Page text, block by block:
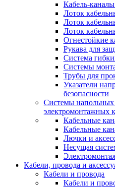
Кабель-
Лоток
Лоток
Лоток
Огнестойкие
Рукава для
Система
Системы
Трубы для
Указатели
безопасности
Системы
электромонтажных
Кабельные
Кабельные
Лючки и
Несущая
Кабели, провода и
Кабели и провода
Кабели и